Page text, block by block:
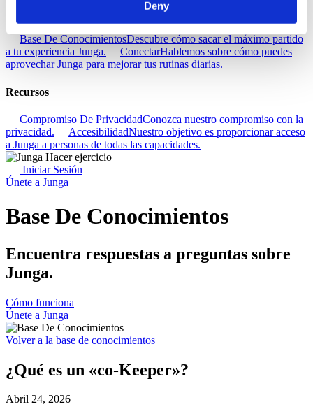
Deny
Base De ConocimientosDescubre cómo sacar el máximo partido
a tu experiencia Junga.
ConectarHablemos sobre cómo puedes
aprovechar Junga para mejorar tus rutinas diarias.
Recursos
Compromiso De PrivacidadConozca nuestro compromiso con la
privacidad.
AccesibilidadNuestro objetivo es proporcionar acceso
a Junga a personas de todas las capacidades.
Iniciar Sesión
Únete a Junga
Base De Conocimientos
Encuentra respuestas a preguntas sobre
Junga.
Cómo funciona
Únete a Junga
Volver a la base de conocimientos
¿Qué es un «co-Keeper»?
Abril 24, 2026